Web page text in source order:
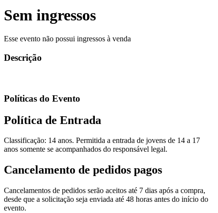
Sem ingressos
Esse evento não possui ingressos à venda
Descrição
Políticas do Evento
Política de Entrada
Classificação: 14 anos. Permitida a entrada de jovens de 14 a 17
anos somente se acompanhados do responsável legal.
Cancelamento de pedidos pagos
Cancelamentos de pedidos serão aceitos até 7 dias após a compra,
desde que a solicitação seja enviada até 48 horas antes do início do
evento.